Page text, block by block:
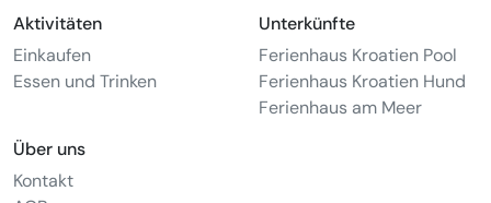
Aktivitäten
Einkaufen
Essen und Trinken
Unterkünfte
Ferienhaus Kroatien Pool
Ferienhaus Kroatien Hund
Ferienhaus am Meer
Über uns
Kontakt